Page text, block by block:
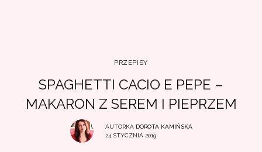
PRZEPISY
SPAGHETTI CACIO E PEPE –
MAKARON Z SEREM I PIEPRZEM
AUTORKA DOROTA KAMIŃSKA
24 STYCZNIA 2019